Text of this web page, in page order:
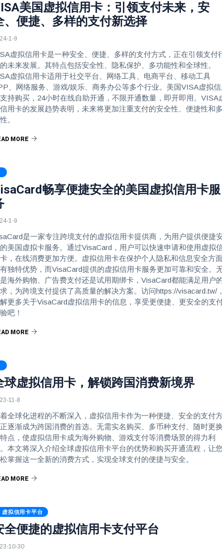
美国虚拟信用卡：引领支付未来，安
、便捷、多样的支付新选择
1-9
虚拟信用卡是一种安全、便捷、多样的支付方式，正在引领支付
未来发展。其特点包括安全性、隐私保护、多功能性和全球性。
虚拟信用卡适用于社交平台、网络工具、电商平台、移动工具
、网络服务、游戏/娱乐、商务办公等多个行业。美国VISA虚拟
持购买，24小时在线自助开通，不限开通数量，即开即用。VISA
用卡的发展趋势表明，未来将更加注重支付的安全性、便捷性和
。
MORE
畅享便捷安全的美国虚拟信用卡服
1-9
是一家专注跨境支付的虚拟信用卡提供商，为用户提供便捷
美国虚拟卡服务。通过VisaCard，用户可以快速申请和使用虚拟
，在线消费更加方便。虚拟信用卡在保护个人隐私和信息安全方
独特优势，而VisaCard提供的虚拟信用卡服务更加可靠和安全。
海外购物、广告费支付还是试用期绑卡，VisaCard都能满足用户
，为跨境支付提供了高质量的解决方案。访问https://visacard.tw/
更多关于VisaCard虚拟信用卡的信息，享受更便捷、更安全的支
吧！
MORE
球虚拟信用卡，解锁跨国消费新境界
11-8
全球化进程的不断深入，虚拟信用卡作为一种便捷、安全的支付
逐渐成为跨国消费的首选。无需实名购买、多币种支付、随时更
点，使虚拟信用卡成为海外购物、游戏支付等消费场景的得力利
本文将深入介绍全球虚拟信用卡平台的优势和购买开通流程，让
掌握这一全新的消费方式，实现全球支付的便捷与安全。
MORE
虚拟信用卡平台
全便捷的虚拟信用卡支付平台
10-30